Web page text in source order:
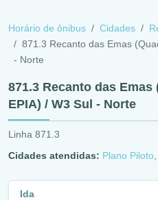
Horário de ônibus Cidades
871.3 Recanto das Emas
- Norte
871.3 Recanto das Emas
EPIA) / W3 Sul - Norte
Linha 871.3
Cidades atendidas: Plano Piloto
Ida